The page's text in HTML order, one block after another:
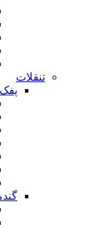
تنقلات